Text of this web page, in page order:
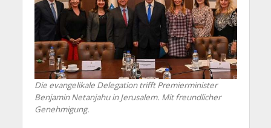
Die evangelikale Delegation trifft Premierminister
Benjamin Netanjahu in Jerusalem. Mit freundlicher
Genehmigung.